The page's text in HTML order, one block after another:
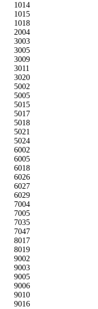
1014
1015
1018
2004
3003
3005
3009
3011
3020
5002
5005
5015
5017
5018
5021
5024
6002
6005
6018
6026
6027
6029
7004
7005
7035
7047
8017
8019
9002
9003
9005
9006
9010
9016